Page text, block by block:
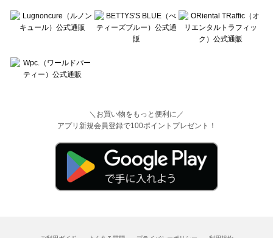
＼お買い物をもっと便利に／
アプリ新規会員登録で100ポイントプレゼント！